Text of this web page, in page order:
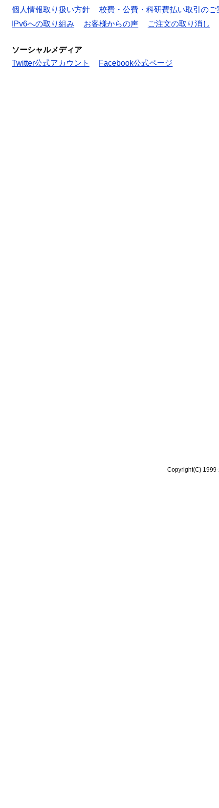
個人情報取り扱い方針
校費・公費・科研費払い取引のご
IPv6への取り組み
お客様からの声 ご注文の取り消し
ソーシャルメディア
Twitter公式アカウント
Facebook公式ページ
Copyright(C)